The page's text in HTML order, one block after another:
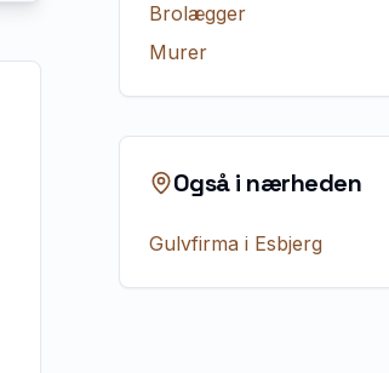
Brolægger
Murer
Også i nærheden
Gulvfirma i Esbjerg